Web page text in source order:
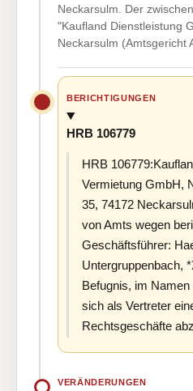
Neckarsulm. Der
"Kaufland Dienstleistung
Neckarsulm (Amtsgericht
BERICHTIGUNGEN
HRB 106779
HRB
Vermietung GmbH,
35, 74172
von Amts wegen
Geschäftsführer:
Untergruppenbach,
Befugnis, im
sich als Vertreter
Rechtsgeschäfte
VERÄNDERUNGEN